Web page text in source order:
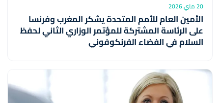
20 ماي 2026
الأمين العام للأمم المتحدة يشكر المغرب وفرنسا
على الرئاسة المشتركة للمؤتمر الوزاري الثاني لحفظ
السلام في الفضاء الفرنكوفوني